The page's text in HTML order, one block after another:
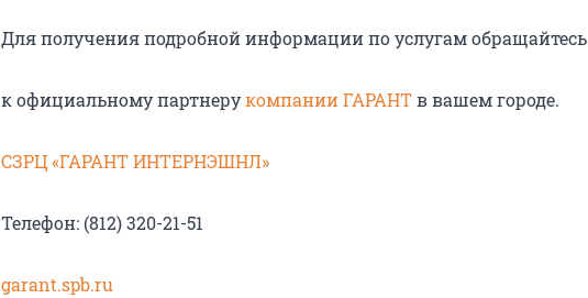
Для получения подробной информации по услугам обращайтесь
к официальному партнерукомпании ГАРАНТв вашем городе.
СЗРЦ «ГАРАНТ ИНТЕРНЭШНЛ»
Телефон: (812) 320-21-51
garant.spb.ru